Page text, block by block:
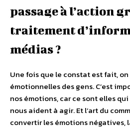
passage à l’action
traitement
médias ?
Une fois que le constat est fait,
émotionnelles des gens. C’est
nos émotions, car ce sont elles
nous aident à agir. Et l’art du
convertir les émotions négatives,